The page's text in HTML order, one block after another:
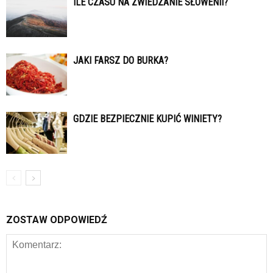
JAKI FARSZ DO BURKA?
GDZIE BEZPIECZNIE KUPIĆ WINIETY?
ZOSTAW ODPOWIEDŹ